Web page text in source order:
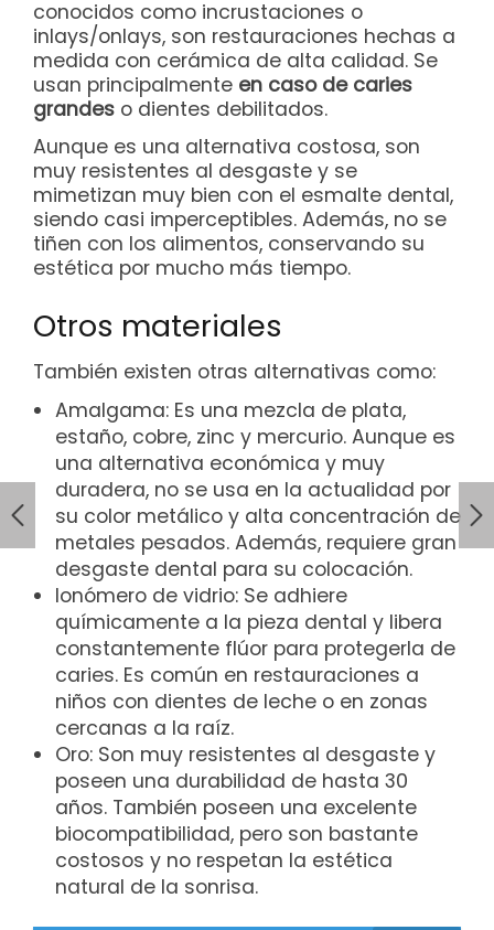
conocidos como incrustaciones o
inlays/onlays, son restauraciones hechas a
medida con cerámica de alta calidad. Se
usan principalmente en caso de caries
grandes o dientes debilitados.
Aunque es una alternativa costosa, son
muy resistentes al desgaste y se
mimetizan muy bien con el esmalte dental,
siendo casi imperceptibles. Además, no se
tiñen con los alimentos, conservando su
estética por mucho más tiempo.
Otros materiales
También existen otras alternativas como:
Amalgama: Es una mezcla de plata,
estaño, cobre, zinc y mercurio. Aunque es
una alternativa económica y muy
duradera, no se usa en la actualidad por
su color metálico y alta concentración de
metales pesados. Además, requiere gran
desgaste dental para su colocación.
Ionómero de vidrio: Se adhiere
químicamente a la pieza dental y libera
constantemente flúor para protegerla de
caries. Es común en restauraciones a
niños con dientes de leche o en zonas
cercanas a la raíz.
Oro: Son muy resistentes al desgaste y
poseen una durabilidad de hasta 30
años. También poseen una excelente
biocompatibilidad, pero son bastante
costosos y no respetan la estética
natural de la sonrisa.